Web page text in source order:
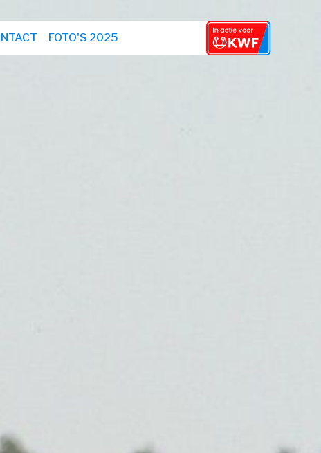
FOTO'S 2025